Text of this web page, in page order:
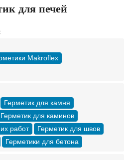
для печей
Makroflex
Герметик для камня
Герметик для каминов
работ
Герметик для швов
Герметики для бетона